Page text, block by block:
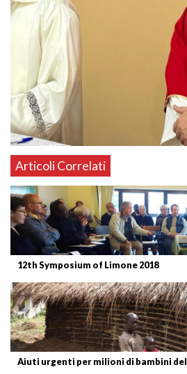
Articoli Correlati
12th Symposium of Limone 2018
Aiuti urgenti per milioni di bambini